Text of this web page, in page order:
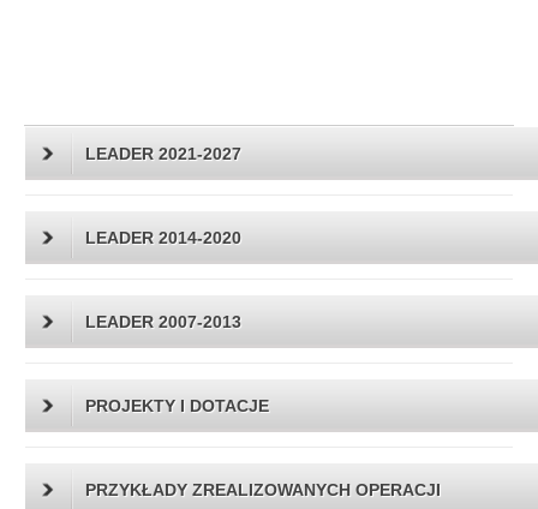
LEADER 2021-2027
LEADER 2014-2020
LEADER 2007-2013
PROJEKTY I DOTACJE
PRZYKŁADY ZREALIZOWANYCH OPERACJI